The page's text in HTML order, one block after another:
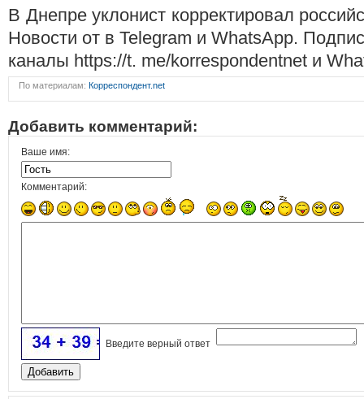
В Днепре уклонист корректировал
Новости от в Telegram и WhatsApp.
каналы https://t. me/korrespondentnet и
По материалам: Корреспондент.net
Добавить комментарий:
Ваше имя:
Комментарий:
Введите верный ответ